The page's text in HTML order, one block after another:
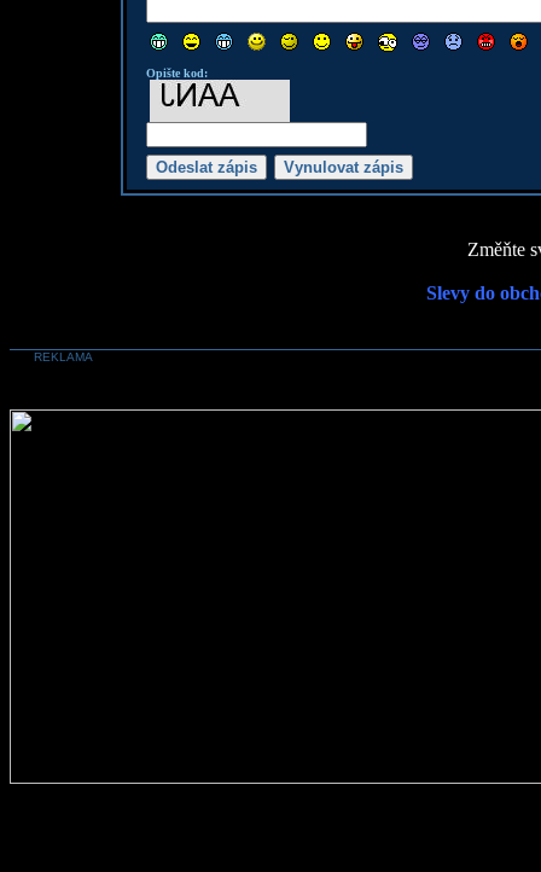
Opište kod:
Změňte
Slevy do
REKLAMA